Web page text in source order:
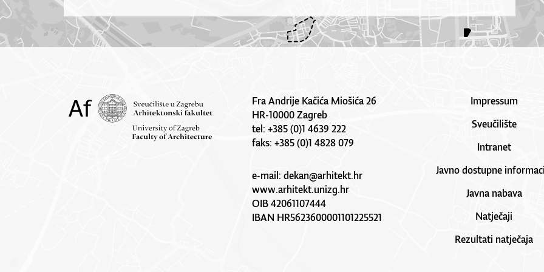
Fra Andrije Kačića Miošića 26
HR-10000 Zagreb
tel: +385 (0)1 4639 222
faks: +385 (0)1 4828 079
e-mail:dekan@arhitekt.hr
www.arhitekt.unizg.hr
OIB 42061107444
IBAN HR5623600001101225521
Impressum
Sveučilište
Intranet
Javno dostupne
Javna nabava
Natječaji
Rezultati natječaja